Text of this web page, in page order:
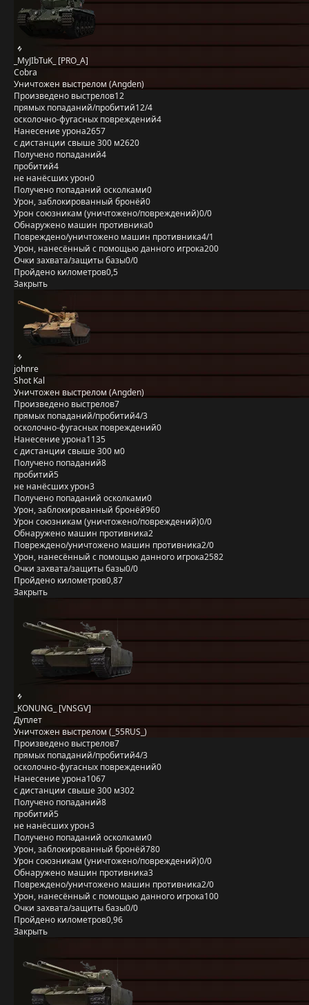
_MyJIbTuK_ [PRO_A]
Cobra
Уничтожен выстрелом (Angden)
Произведено выстрелов12
прямых попаданий/пробитий12/4
осколочно-фугасных повреждений4
Нанесение урона2657
с дистанции свыше 300 м2620
Получено попаданий4
пробитий4
не нанёсших урон0
Получено попаданий осколками0
Урон, заблокированный бронёй0
Урон союзникам (уничтожено/повреждений)0/0
Обнаружено машин противника0
Повреждено/уничтожено машин противника4/1
Урон, нанесённый с помощью данного игрока200
Очки захвата/защиты базы0/0
Пройдено километров0,5
Закрыть
johnre
Shot Kal
Уничтожен выстрелом (Angden)
Произведено выстрелов7
прямых попаданий/пробитий4/3
осколочно-фугасных повреждений0
Нанесение урона1135
с дистанции свыше 300 м0
Получено попаданий8
пробитий5
не нанёсших урон3
Получено попаданий осколками0
Урон, заблокированный бронёй960
Урон союзникам (уничтожено/повреждений)0/0
Обнаружено машин противника2
Повреждено/уничтожено машин противника2/0
Урон, нанесённый с помощью данного игрока2582
Очки захвата/защиты базы0/0
Пройдено километров0,87
Закрыть
_KONUNG_ [VNSGV]
Дуплет
Уничтожен выстрелом (_55RUS_)
Произведено выстрелов7
прямых попаданий/пробитий4/3
осколочно-фугасных повреждений0
Нанесение урона1067
с дистанции свыше 300 м302
Получено попаданий8
пробитий5
не нанёсших урон3
Получено попаданий осколками0
Урон, заблокированный бронёй780
Урон союзникам (уничтожено/повреждений)0/0
Обнаружено машин противника3
Повреждено/уничтожено машин противника2/0
Урон, нанесённый с помощью данного игрока100
Очки захвата/защиты базы0/0
Пройдено километров0,96
Закрыть